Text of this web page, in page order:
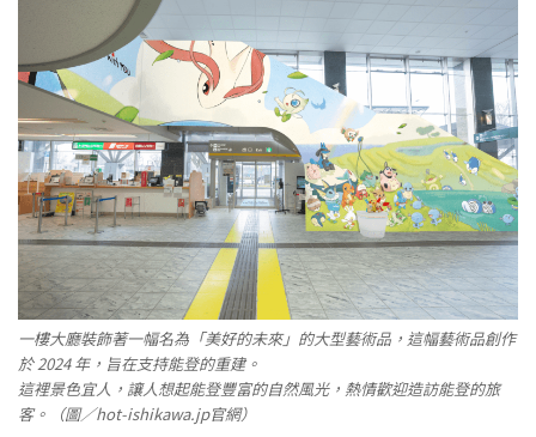
一樓大廳裝飾著一幅名為「美好的未來」的大型藝術品，這幅藝術品創作
於 2024 年，旨在支持能登的重建。
這裡景色宜人，讓人想起能登豐富的自然風光，熱情歡迎造訪能登的旅
客。（圖／hot-ishikawa.jp官網）